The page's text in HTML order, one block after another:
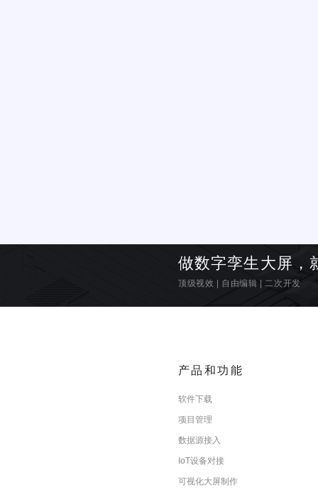
做数字孪生大屏，
顶级视效 自由编辑 二次开发
产品和功能
软件下载
项目管理
数据源接入
IoT设备对接
可视化大屏制作